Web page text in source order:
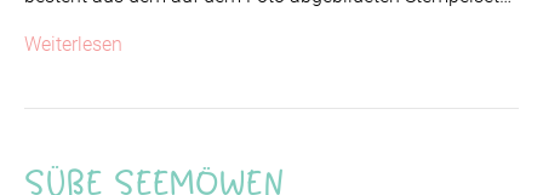
Weiterlesen
Süße Seemöwen